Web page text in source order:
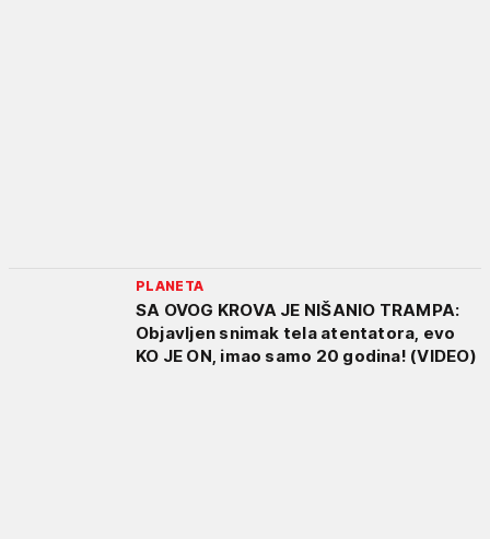
PLANETA
SA OVOG KROVA JE NIŠANIO TRAMPA:
Objavljen snimak tela atentatora, evo
KO JE ON, imao samo 20 godina! (VIDEO)